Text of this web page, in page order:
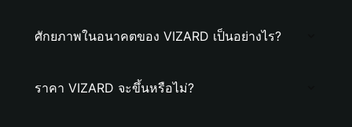
ศักยภาพในอนาคตของ VIZARD เป็นอย่างไร?
ราคา VIZARD จะขึ้นหรือไม่?